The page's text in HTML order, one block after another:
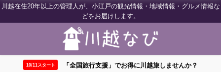
川越在住20年以上の管理人が、小江戸の観光情報・地域情報・グルメ情報な
どをお届けします。
10/11スタート 「全国旅行支援」でお得に川越旅しませんか？